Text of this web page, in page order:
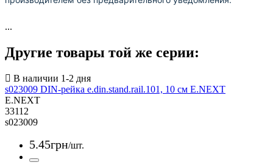
...
Другие товары той же серии:
s023009 DIN-рейка e.din.stand.rail.101, 10 см E.NEXT
E.NEXT
33112
s023009
5.45грн/шт.